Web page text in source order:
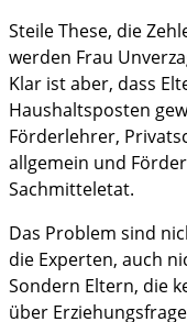
Steile These, die
werden Frau
Klar ist aber, dass
Haushaltsposten
Förderlehrer,
allgemein und
Sachmitteletat.
Das Problem sind
die Experten, auch
Sondern Eltern, die
über